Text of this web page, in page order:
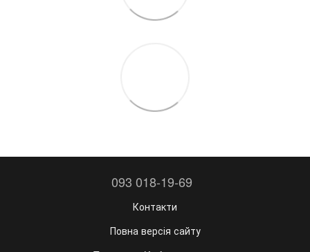
093 018-19-69
Контакти
Повна версія сайту